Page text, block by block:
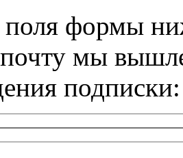
поля формы
мы
подписки: